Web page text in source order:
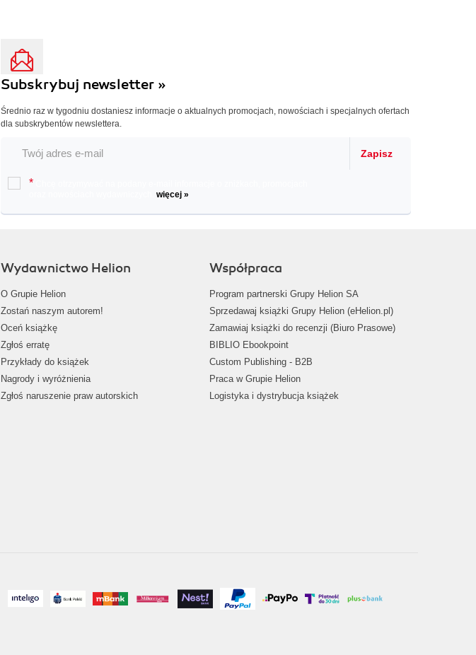
Subskrybuj newsletter »
Średnio raz w tygodniu dostaniesz informacje o aktualnych promocjach, nowościach i specjalnych ofertach
dla subskrybentów newslettera.
Zapisz
*
więcej »
Wydawnictwo Helion
O Grupie Helion
Zostań naszym autorem!
Oceń książkę
Zgłoś erratę
Przykłady do książek
Nagrody i wyróżnienia
Zgłoś naruszenie praw autorskich
Współpraca
Program partnerski Grupy Helion SA
Sprzedawaj książki Grupy Helion (eHelion.pl)
Zamawiaj książki do recenzji (Biuro Prasowe)
BIBLIO Ebookpoint
Custom Publishing - B2B
Praca w Grupie Helion
Logistyka i dystrybucja książek